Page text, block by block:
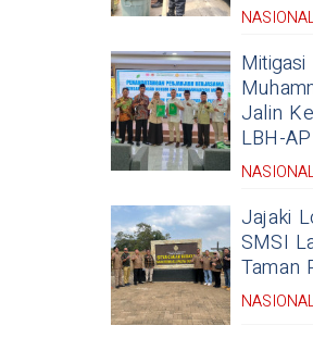
Mitigasi
Jalin
LBH-
Jajaki
SMSI
Taman